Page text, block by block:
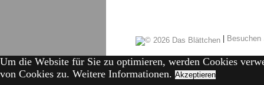
|
Um die Website für Sie zu optimieren, werden Cookies
von Cookies zu. Weitere Informationen. Akzeptieren